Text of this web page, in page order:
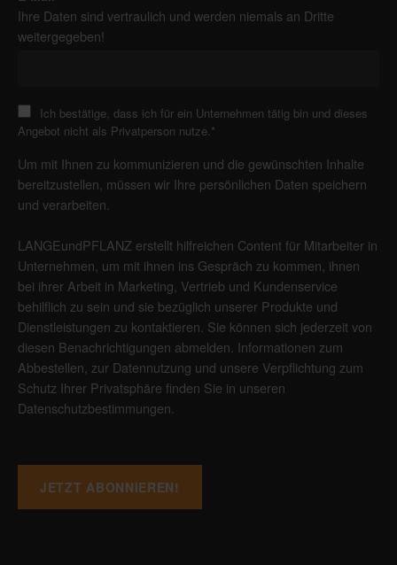
Ihre Daten sind vertraulich und werden niemals an Dritte
weitergegeben!
Ich bestätige, dass ich für ein Unternehmen tätig bin und dieses
Angebot nicht als Privatperson nutze.*
Um mit Ihnen zu kommunizieren und die gewünschten Inhalte
bereitzustellen, müssen wir Ihre persönlichen Daten speichern
und verarbeiten.
LANGEundPFLANZ erstellt hilfreichen Content für Mitarbeiter in
Unternehmen, um mit ihnen ins Gespräch zu kommen, ihnen
bei ihrer Arbeit in Marketing, Vertrieb und Kundenservice
behilflich zu sein und sie bezüglich unserer Produkte und
Dienstleistungen zu kontaktieren. Sie können sich jederzeit von
diesen Benachrichtigungen abmelden. Informationen zum
Abbestellen, zur Datennutzung und unsere Verpflichtung zum
Schutz Ihrer Privatsphäre finden Sie in unseren
Datenschutzbestimmungen.